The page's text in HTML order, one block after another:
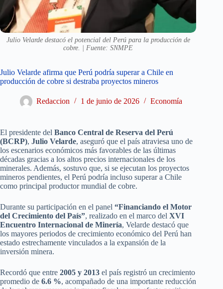
Julio Velarde destacó el potencial del Perú para la producción de
cobre. | Fuente: SNMPE
Julio Velarde afirma que Perú podría superar a Chile en
producción de cobre si destraba proyectos mineros
Redaccion 1 de junio de 2026 Economía
El presidente del Banco Central de Reserva del Perú
(BCRP), Julio Velarde, aseguró que el país atraviesa uno de
los escenarios económicos más favorables de las últimas
décadas gracias a los altos precios internacionales de los
minerales. Además, sostuvo que, si se ejecutan los proyectos
mineros pendientes, el Perú podría incluso superar a Chile
como principal productor mundial de cobre.
Durante su participación en el panel “Financiando el Motor
del Crecimiento del País”, realizado en el marco del XVI
Encuentro Internacional de Minería, Velarde destacó que
los mayores periodos de crecimiento económico del Perú han
estado estrechamente vinculados a la expansión de la
inversión minera.
Recordó que entre 2005 y 2013 el país registró un crecimiento
promedio de 6.6 %, acompañado de una importante reducción